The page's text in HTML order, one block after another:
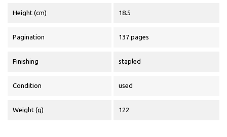
Height (cm) 18.5
Pagination 137 pages
Finishing stapled
Condition used
Weight (g) 122